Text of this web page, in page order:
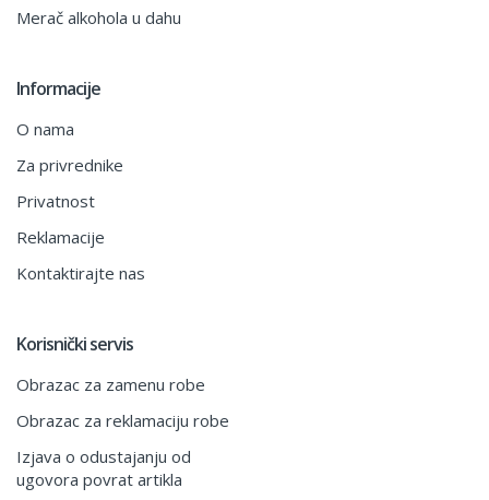
Merač alkohola u dahu
Informacije
O nama
Za privrednike
Privatnost
Reklamacije
Kontaktirajte nas
Korisnički servis
Obrazac za zamenu robe
Obrazac za reklamaciju robe
Izjava o odustajanju od
ugovora povrat artikla